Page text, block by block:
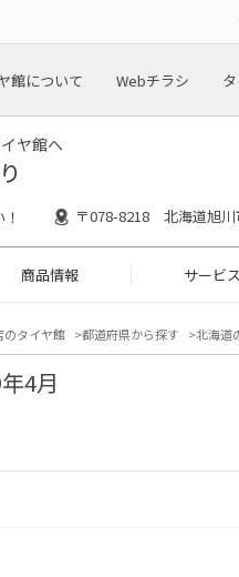
館について Webチラシ
ヤ館へ
〒078-8218 北海道旭川
商品情報 サービ
のタイヤ館 都道府県から探す 北海道
4月